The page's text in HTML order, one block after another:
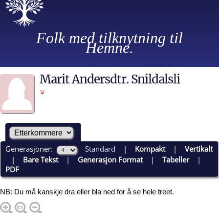
Folk med tilknytning til
Hemne.
Marit Andersdtr. Snildalsli
Generasjoner: Standard | Kompakt|Vertikalt
| Bare Tekst| Generasjon Format|Tabeller|
PDF
NB: Du må kanskje dra eller bla ned for å se hele treet.